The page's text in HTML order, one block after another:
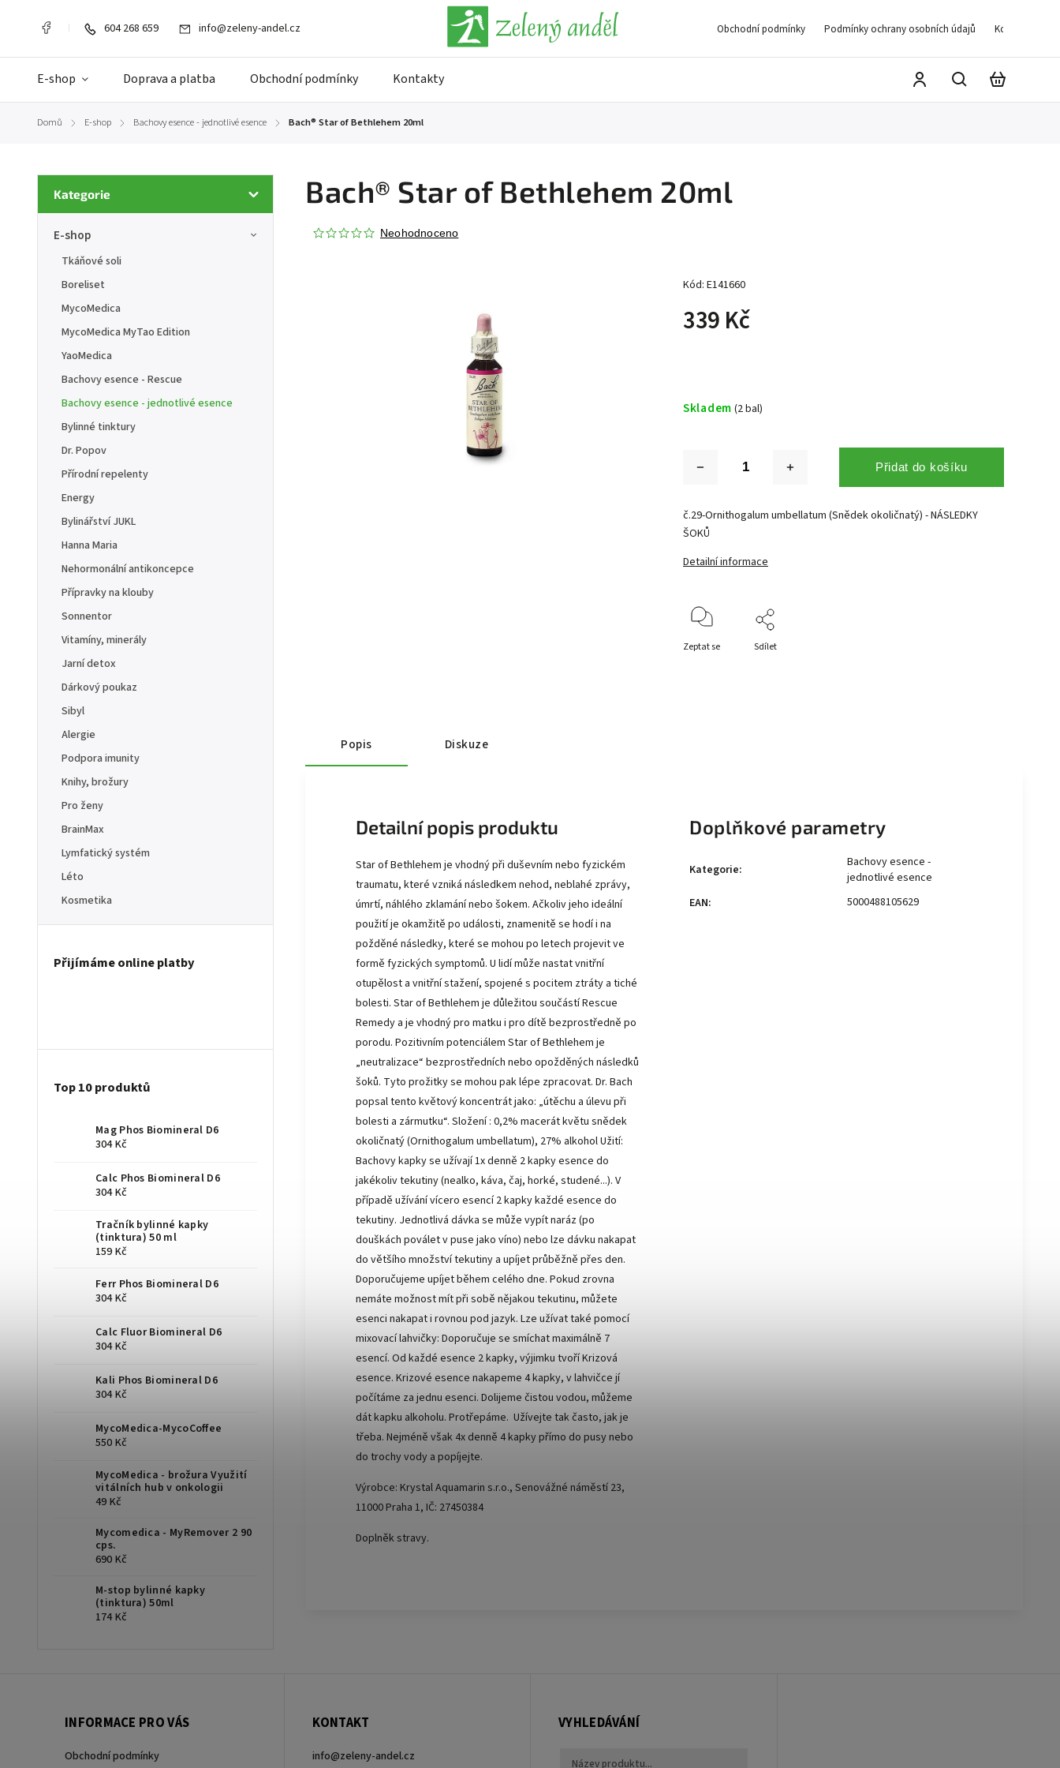
604 268 659 info@zeleny-andel.cz Obchodní podmínky Podmínky ochrany osobních údajů Kontakty
E-shop Doprava a platba Obchodní podmínky Kontakty
Domů / E-shop / Bachovy esence - jednotlivé esence / Bach® Star of Bethlehem 20ml
Kategorie
E-shop
Tkáňové soli
Boreliset
MycoMedica
MycoMedica MyTao Edition
YaoMedica
Bachovy esence - Rescue
Bachovy esence - jednotlivé esence
Bylinné tinktury
Dr. Popov
Přírodní repelenty
Energy
Bylinářství JUKL
Hanna Maria
Nehormonální antikoncepce
Přípravky na klouby
Sonnentor
Vitamíny, minerály
Jarní detox
Dárkový poukaz
Sibyl
Alergie
Podpora imunity
Knihy, brožury
Pro ženy
BrainMax
Lymfatický systém
Léto
Kosmetika
Přijímáme online platby
Top 10 produktů
Mag Phos Biomineral D6
304 Kč
Calc Phos Biomineral D6
304 Kč
Tračník bylinné kapky
(tinktura) 50 ml
159 Kč
Ferr Phos Biomineral D6
304 Kč
Calc Fluor Biomineral D6
304 Kč
Kali Phos Biomineral D6
304 Kč
MycoMedica-MycoCoffee
550 Kč
MycoMedica - brožura Využití
vitálních hub v onkologii
49 Kč
Mycomedica - MyRemover 2 90
cps.
690 Kč
M-stop bylinné kapky
(tinktura) 50ml
174 Kč
Bach® Star of Bethlehem 20ml
Neohodnoceno
Kód: E141660
339 Kč
Skladem (2 bal)
Přidat do košíku
č.29-Ornithogalum umbellatum (Snědek okoličnatý) - NÁSLEDKY
ŠOKŮ
Detailní informace
Zeptat se Sdílet
Popis Diskuze
Detailní popis produktu
Star of Bethlehem je vhodný při duševním nebo fyzickém
traumatu, které vzniká následkem nehod, neblahé zprávy,
úmrtí, náhlého zklamání nebo šokem. Ačkoliv jeho ideální
použití je okamžitě po události, znamenitě se hodí i na
požděné následky, které se mohou po letech projevit ve
formě fyzických symptomů. U lidí může nastat vnitřní
otupělost a vnitřní stažení, spojené s pocitem ztráty a tiché
bolesti. Star of Bethlehem je důležitou součástí Rescue
Remedy a je vhodný pro matku i pro dítě bezprostředně po
porodu. Pozitivním potenciálem Star of Bethlehem je
„neutralizace“ bezprostředních nebo opožděných následků
šoků. Tyto prožitky se mohou pak lépe zpracovat. Dr. Bach
popsal tento květový koncentrát jako: „útěchu a úlevu při
bolesti a zármutku“. Složení : 0,2% macerát květu snědek
okoličnatý (Ornithogalum umbellatum), 27% alkohol Užití:
Bachovy kapky se užívají 1x denně 2 kapky esence do
jakékoliv tekutiny (nealko, káva, čaj, horké, studené...). V
případě užívání vícero esencí 2 kapky každé esence do
tekutiny. Jednotlivá dávka se může vypít naráz (po
douškách poválet v puse jako víno) nebo lze dávku nakapat
do většího množství tekutiny a upíjet průběžně přes den.
Doporučujeme upíjet během celého dne. Pokud zrovna
nemáte možnost mít při sobě nějakou tekutinu, můžete
esenci nakapat i rovnou pod jazyk. Lze užívat také pomocí
mixovací lahvičky: Doporučuje se smíchat maximálně 7
esencí. Od každé esence 2 kapky, výjimku tvoří Krizová
esence. Krizové esence nakapeme 4 kapky, v lahvičce jí
počítáme za jednu esenci. Dolijeme čistou vodou, můžeme
dát kapku alkoholu. Protřepáme. Užívejte tak často, jak je
třeba. Nejméně však 4x denně 4 kapky přímo do pusy nebo
do trochy vody a popíjejte.
Výrobce: Krystal Aquamarin s.r.o., Senovážné náměstí 23,
11000 Praha 1, IČ: 27450384
Doplněk stravy.
Doplňkové parametry
Kategorie:
Bachovy esence -
jednotlivé esence
EAN: 5000488105629
INFORMACE PRO VÁS
Obchodní podmínky
KONTAKT
info@zeleny-andel.cz
VYHLEDÁVÁNÍ